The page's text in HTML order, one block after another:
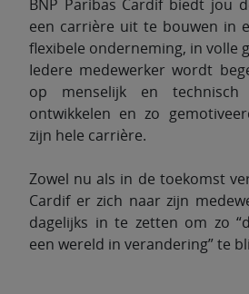
BNP Paribas Cardif biedt jou
een carrière uit te bouwen in
flexibele onderneming, in volle
Iedere medewerker wordt
op menselijk en
ontwikkelen en zo
zijn hele carrière.
Zowel nu als in de toekomst
Cardif er zich naar zijn
dagelijks in te zetten om zo
een wereld in verandering” te